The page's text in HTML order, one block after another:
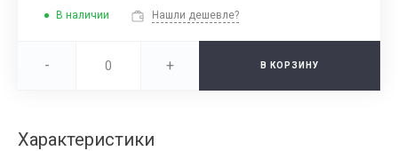
В наличии Нашли дешевле?
- + В КОРЗИНУ
Характеристики